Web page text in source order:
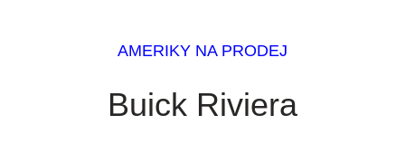
AMERIKY NA PRODEJ
Buick Riviera